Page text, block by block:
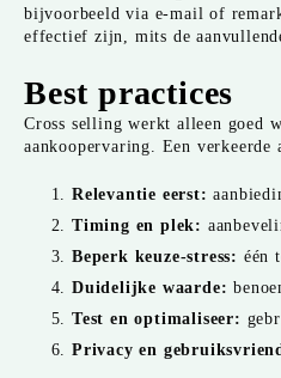
bijvoorbeeld via e-mail of
effectief zijn, mits de
Best practices
Cross selling werkt alleen goed
aankoopervaring. Een
Relevantie eerst:
Timing en plek:
Beperk keuze-stress: één
Duidelijke waarde:
Test en optimaliseer:
Privacy en